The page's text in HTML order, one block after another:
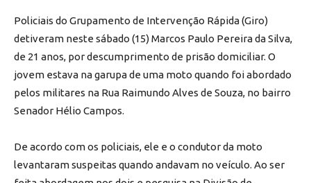
Policiais do Grupamento de Intervenção Rápida (Giro)
detiveram neste sábado (15) Marcos Paulo Pereira da Silva,
de 21 anos, por descumprimento de prisão domiciliar. O
jovem estava na garupa de uma moto quando foi abordado
pelos militares na Rua Raimundo Alves de Souza, no bairro
Senador Hélio Campos.
De acordo com os policiais, ele e o condutor da moto
levantaram suspeitas quando andavam no veículo. Ao ser